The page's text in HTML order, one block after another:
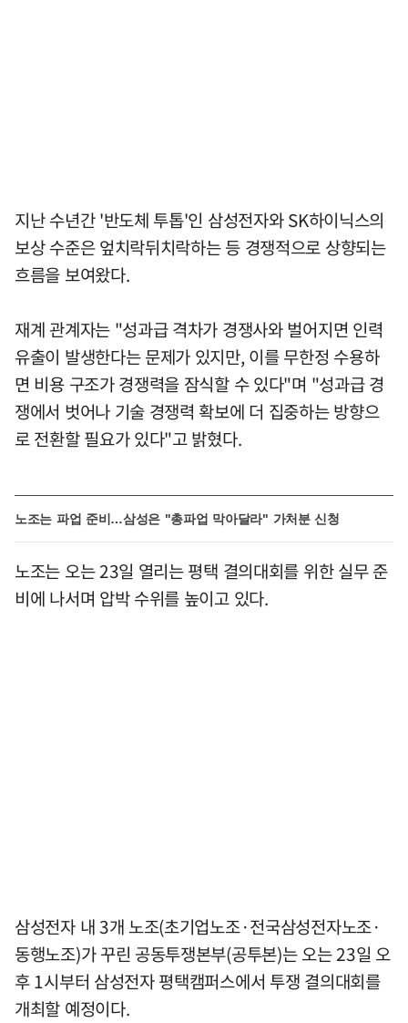
지난 수년간 '반도체 투톱'인 삼성전자와 SK하이닉스의
보상 수준은 엎치락뒤치락하는 등 경쟁적으로 상향되는
흐름을 보여왔다.
재계 관계자는 "성과급 격차가 경쟁사와 벌어지면 인력
유출이 발생한다는 문제가 있지만, 이를 무한정 수용하
면 비용 구조가 경쟁력을 잠식할 수 있다"며 "성과급 경
쟁에서 벗어나 기술 경쟁력 확보에 더 집중하는 방향으
로 전환할 필요가 있다"고 밝혔다.
노조는 파업 준비…삼성은 "총파업 막아달라" 가처분 신청
노조는 오는 23일 열리는 평택 결의대회를 위한 실무 준
비에 나서며 압박 수위를 높이고 있다.
삼성전자 내 3개 노조(초기업노조·전국삼성전자노조·
동행노조)가 꾸린 공동투쟁본부(공투본)는 오는 23일 오
후 1시부터 삼성전자 평택캠퍼스에서 투쟁 결의대회를
개최할 예정이다.